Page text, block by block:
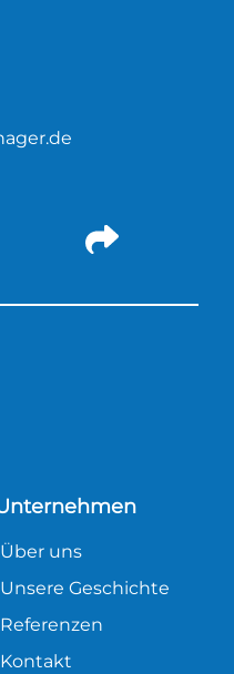
Über uns
Unsere Geschichte
Referenzen
Kontakt